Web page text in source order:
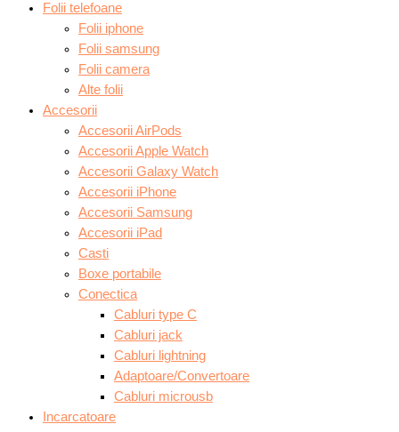
Folii telefoane
Folii iphone
Folii samsung
Folii camera
Alte folii
Accesorii
Accesorii AirPods
Accesorii Apple Watch
Accesorii Galaxy Watch
Accesorii iPhone
Accesorii Samsung
Accesorii iPad
Casti
Boxe portabile
Conectica
Cabluri type C
Cabluri jack
Cabluri lightning
Adaptoare/Convertoare
Cabluri microusb
Incarcatoare